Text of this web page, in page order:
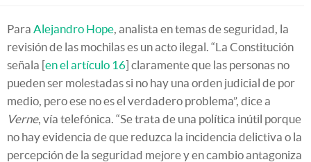
Para Alejandro Hope, analista en temas de seguridad, la
revisión de las mochilas es un acto ilegal. “La Constitución
señala [en el artículo 16] claramente que las personas no
pueden ser molestadas si no hay una orden judicial de por
medio, pero ese no es el verdadero problema”, dice a
Verne, vía telefónica. “Se trata de una política inútil porque
no hay evidencia de que reduzca la incidencia delictiva o la
percepción de la seguridad mejore y en cambio antagoniza